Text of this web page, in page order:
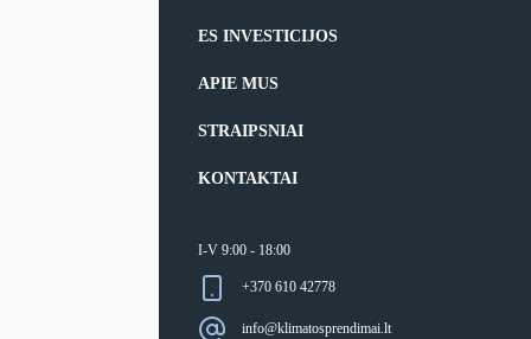
ES INVESTICIJOS
APIE MUS
STRAIPSNIAI
KONTAKTAI
I-V 9:00 - 18:00
+370 610 42778
info@klimatosprendimai.lt